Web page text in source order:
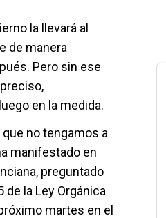
la llevará al
de manera
Pero sin ese
en la medida.
no tengamos a
manifestado en
preguntado
la Ley Orgánica
martes en el